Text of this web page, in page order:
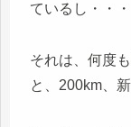
ているし・・・
それは、何度
と、200km、